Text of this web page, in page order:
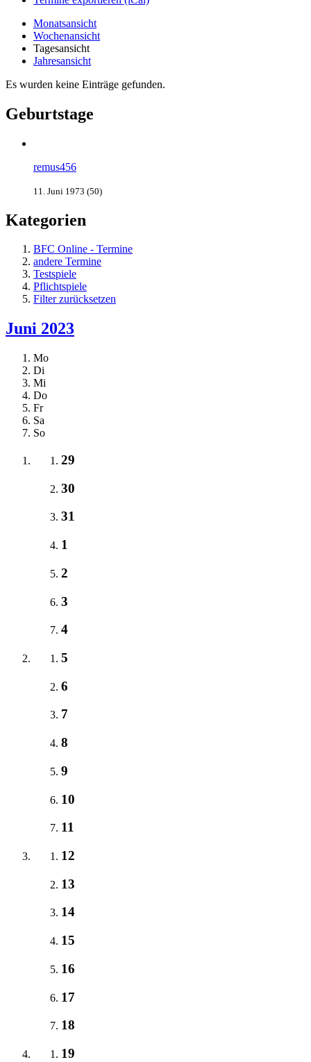
Monatsansicht
Wochenansicht
Tagesansicht
Jahresansicht
Es wurden keine Einträge gefunden.
Geburtstage
remus456
11. Juni 1973 (50)
Kategorien
BFC Online - Termine
andere Termine
Testspiele
Pflichtspiele
Filter zurücksetzen
Juni 2023
Mo
Di
Mi
Do
Fr
Sa
So
29
30
31
1
2
3
4
5
6
7
8
9
10
11
12
13
14
15
16
17
18
19